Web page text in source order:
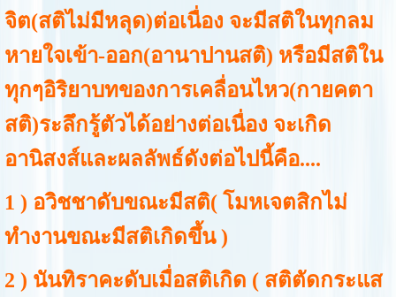
จิต(สติไม่มีหลุด)ต่อเนื่อง จะมีสติในทุกลม
หายใจเข้า-ออก(อานาปานสติ) หรือมีสติใน
ทุกๆอิริยาบทของการเคลื่อนไหว(กายคตา
สติ)ระลึกรู้ตัวได้อย่างต่อเนื่อง จะเกิด
อานิสงส์และผลลัพธ์ดังต่อไปนี้คือ....
1 ) อวิชชาดับขณะมีสติ( โมหเจตสิกไม่
ทำงานขณะมีสติเกิดขึ้น )
2 ) นันทิราคะดับเมื่อสติเกิด ( สติตัดกระแส